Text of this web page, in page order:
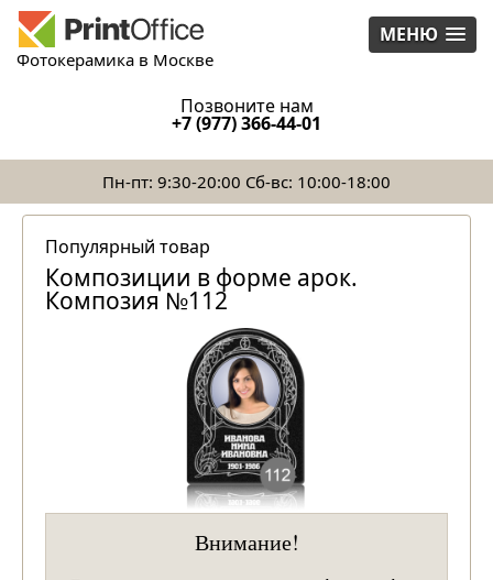
МЕНЮ
Фотокерамика в Москве
Позвоните нам
+7 (977) 366-44-01
Пн-пт: 9:30-20:00 Сб-вс: 10:00-18:00
Популярный товар
Композиции в форме арок.
Композия №112
Внимание!